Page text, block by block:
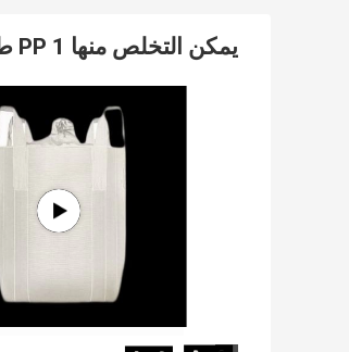
يمكن التخلص منها PP 1 طن أكياس السائبة الكيميائية Wearproof قابلة للطي